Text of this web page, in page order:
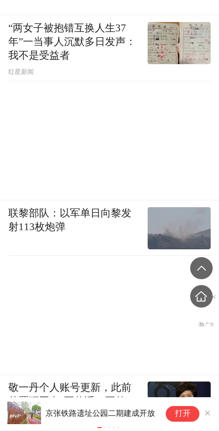
单摄版8K云台相机 影石Luna
Pro曝光：1英寸大底+徕卡
打开
“两女子被抱错互换人生37
年”一当事人沉默多日发声：
我不是受益者
红星新闻
联黎部队：以军单日向黎发
射113枚炮弹
敬一丹个人账号更新，此前
曾置顶网友“不信谣，不传
谣”留言